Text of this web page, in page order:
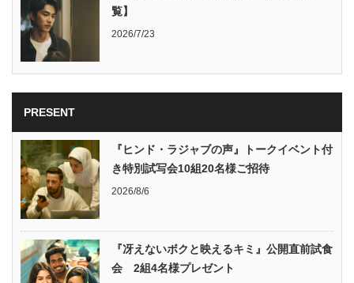
覧】
2026/7/23
PRESENT
『ヒンド・ラジャブの声』トークイベント付
き特別試写会10組20名様ご招待
2026/8/6
『冴えないボクと映えるキミ』公開直前試食
会 2組4名様プレゼント